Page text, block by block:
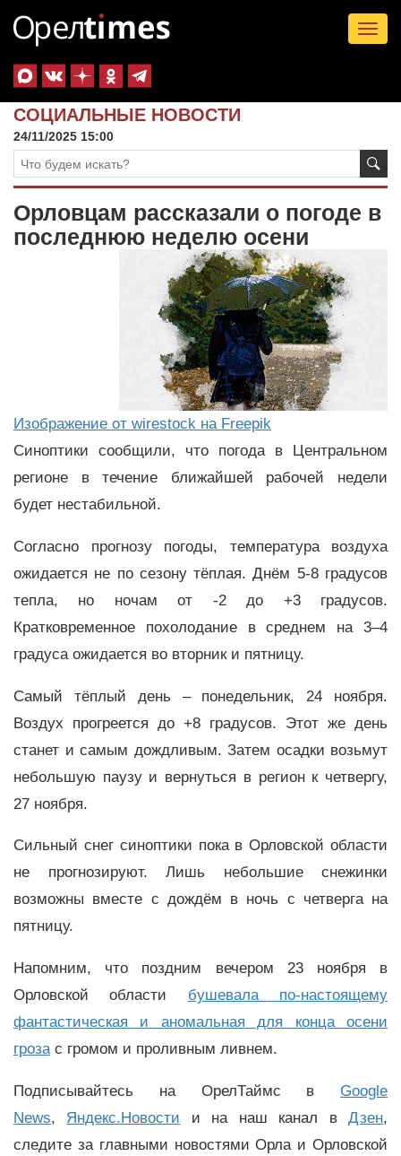
СОЦИАЛЬНЫЕ НОВОСТИ
24/11/2025 15:00
Орловцам рассказали о погоде в
последнюю неделю осени
Изображение от wirestock на Freepik
Синоптики сообщили, что погода в Центральном
регионе в течение ближайшей рабочей недели
будет нестабильной.
Согласно прогнозу погоды, температура воздуха
ожидается не по сезону тёплая. Днём 5-8 градусов
тепла, но ночам от -2 до +3 градусов.
Кратковременное похолодание в среднем на 3–4
градуса ожидается во вторник и пятницу.
Самый тёплый день – понедельник, 24 ноября.
Воздух прогреется до +8 градусов. Этот же день
станет и самым дождливым. Затем осадки возьмут
небольшую паузу и вернуться в регион к четвергу,
27 ноября.
Сильный снег синоптики пока в Орловской области
не прогнозируют. Лишь небольшие снежинки
возможны вместе с дождём в ночь с четверга на
пятницу.
Напомним, что поздним вечером 23 ноября в
Орловской области бушевала по-настоящему
фантастическая и аномальная для конца осени
грозас громом и проливным ливнем.
Подписывайтесь на ОрелТаймс в Google
News, Яндекс.Новости и на наш канал вДзен,
следите за главными новостями Орла и Орловской